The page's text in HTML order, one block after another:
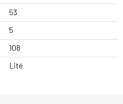
53
5
108
Lité